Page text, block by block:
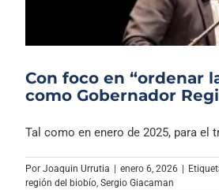
Con foco en “ordenar
como Gobernador
Tal como en enero de 2025, para el
Por Joaquin Urrutia enero 6, 2026
región del biobío, Sergio Giacaman